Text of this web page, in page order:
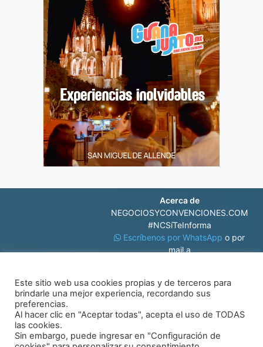
Acerca de
NEGOCIOSYCONVENCIONES.COM
#NCSíTeInforma
Escríbenos por WhatsAppo por
mail a
© Negocios y Convenciones
Este sitio web usa cookies propias y de terceros para
brindarle una mejor experiencia, recordando sus
preferencias.
Al hacer clic en "Aceptar todas", acepta el uso de TODAS
las cookies.
Sin embargo, puede ingresar en "Configuración de